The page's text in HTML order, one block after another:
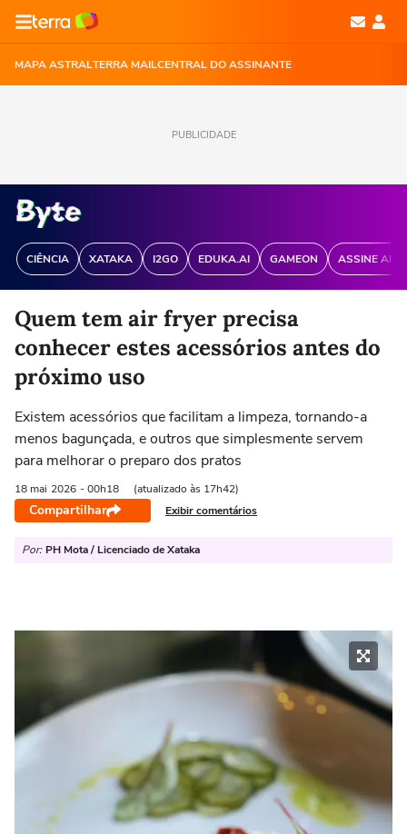
MAPA ASTRALTERRA MAILCENTRAL DO ASSINANTE
PUBLICIDADE
CIÊNCIA XATAKA I2GO EDUKA.AI GAMEON ASSINE
Quem tem air fryer precisa
conhecer estes acessórios antes do
próximo uso
Existem acessórios que facilitam a limpeza, tornando-a
menos bagunçada, e outros que simplesmente servem
para melhorar o preparo dos pratos
18 mai 2026 - 00h18 (atualizado às 17h42)
Compartilhar Exibir comentários
Por: PH Mota / Licenciado de Xataka